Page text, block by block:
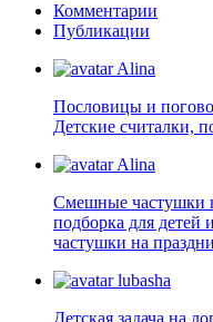
Комментарии
Публикации
Alina
Пословицы и
Детские считалки,
Alina
Смешные частушки
подборка для детей
частушки на
lubasha